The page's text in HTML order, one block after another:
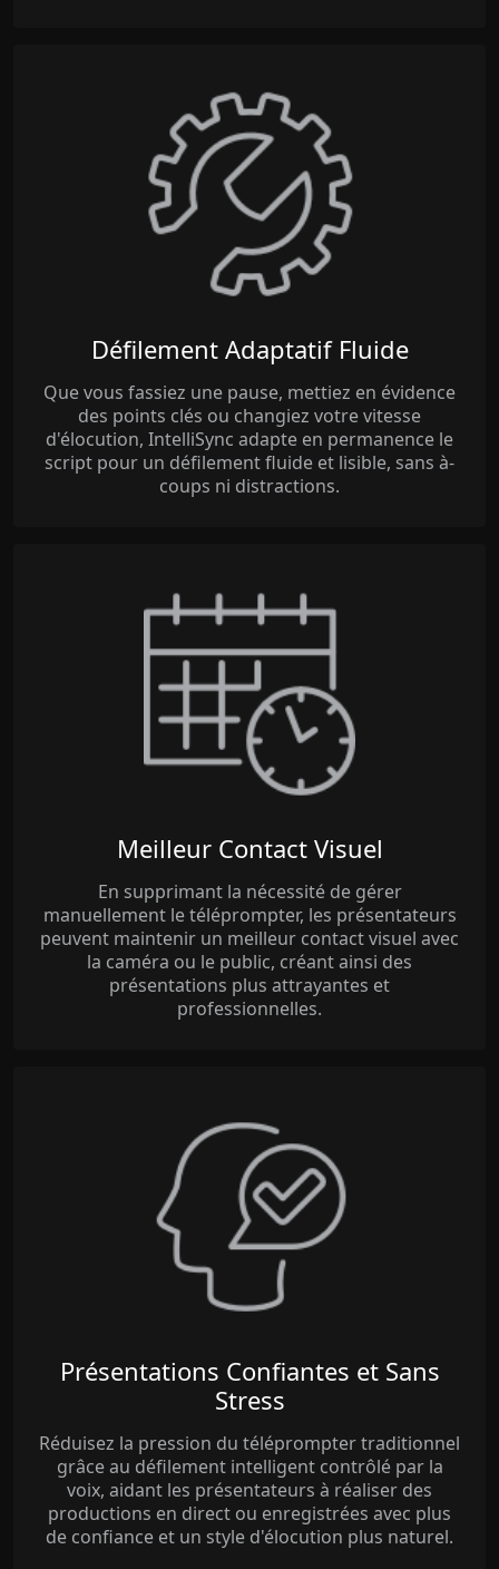
Défilement Adaptatif Fluide
Que vous fassiez une pause, mettiez en évidence
des points clés ou changiez votre vitesse
d'élocution, IntelliSync adapte en permanence le
script pour un défilement fluide et lisible, sans à-
coups ni distractions.
Meilleur Contact Visuel
En supprimant la nécessité de gérer
manuellement le téléprompter, les présentateurs
peuvent maintenir un meilleur contact visuel avec
la caméra ou le public, créant ainsi des
présentations plus attrayantes et
professionnelles.
Présentations Confiantes et Sans
Stress
Réduisez la pression du téléprompter traditionnel
grâce au défilement intelligent contrôlé par la
voix, aidant les présentateurs à réaliser des
productions en direct ou enregistrées avec plus
de confiance et un style d'élocution plus naturel.